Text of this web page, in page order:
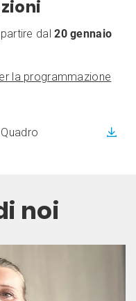
dal20 gennaio
la programmazione
noi